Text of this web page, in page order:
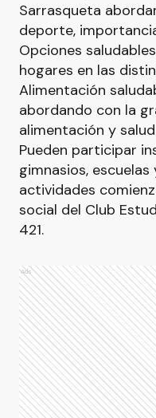
Sarrasqueta
deporte,
Opciones
hogares en las
Alimentación
abordando con la
alimentación y
Pueden participar
gimnasios,
actividades
social del Club
421.
Ads